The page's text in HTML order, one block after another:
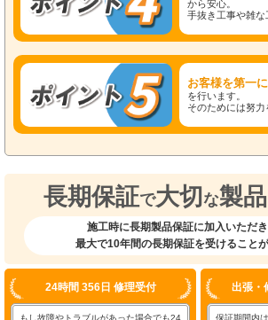
から安心。
手抜き工事や雑な
お客様を第一
を行います。
そのためには努力
長期保証で大切 な製品
施工時に長期製品保証に加入いただき
最大で10年間の長期保証を受けることが
24時間 356日 修理受付
もし故障やトラブルがあった場合でも24
出張・
保証期間内